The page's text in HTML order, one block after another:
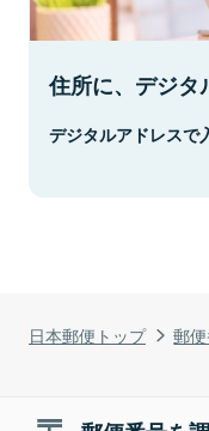
日本郵便トップ 郵
住所に、デジタ
デジタルアドレスで